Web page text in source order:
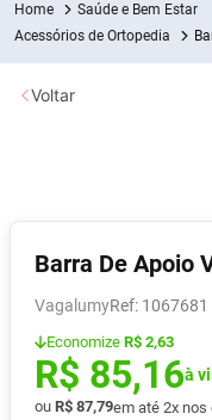
Saúde e Bem Estar
Acessórios de Ortopedia
Barra De Apoio
Vagalumy : 1067681
Economize R$ 2,63
R$ 85,16à
ou R$ 87,79em até 2x nos
Voltar
Termos mais
1º Fralda
2
5º Fralda G
6º Shampoo
Absorvente
9 Lavitan
10º Vitamina D